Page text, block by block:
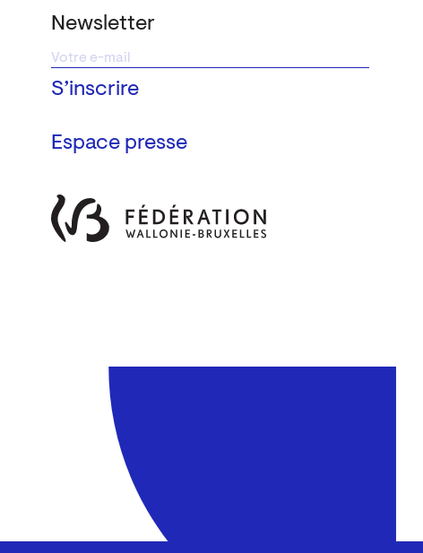
Newsletter
Espace presse